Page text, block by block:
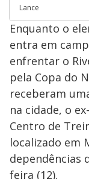
Lance
Enquanto o
entra em
enfrentar o
pela Copa do
receberam
na cidade, o
Centro de
localizado em
dependências
feira (12).